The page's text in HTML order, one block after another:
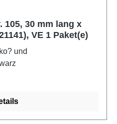
105, 30 mm lang x
VE 1 Paket(e)
und